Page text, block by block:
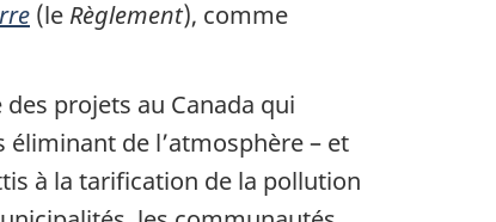
(le Règlement), comme
projets au Canada qui
de l’atmosphère – et
à la tarification de la pollution